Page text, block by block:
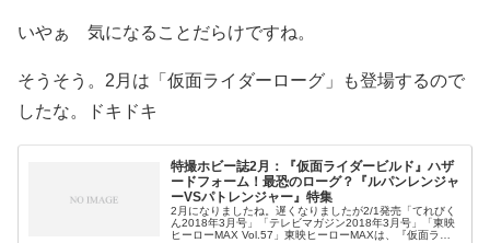
いやぁ 気になることだらけですね。
そうそう。2月は「仮面ライダーローグ」も登場するので
したな。ドキドキ
特撮ホビー誌2月：『仮面ライダービルド』ハザ
ードフォーム！最恐のローグ？『ルパンレンジャ
ーVSパトレンジャー』特集
2月になりましたね。遅くなりましたが2/1発売「てれびく
ん2018年3月号」「テレビマガジン2018年3月号」「東映
ヒーローMAX Vol.57」東映ヒーローMAXは、『仮面ライ